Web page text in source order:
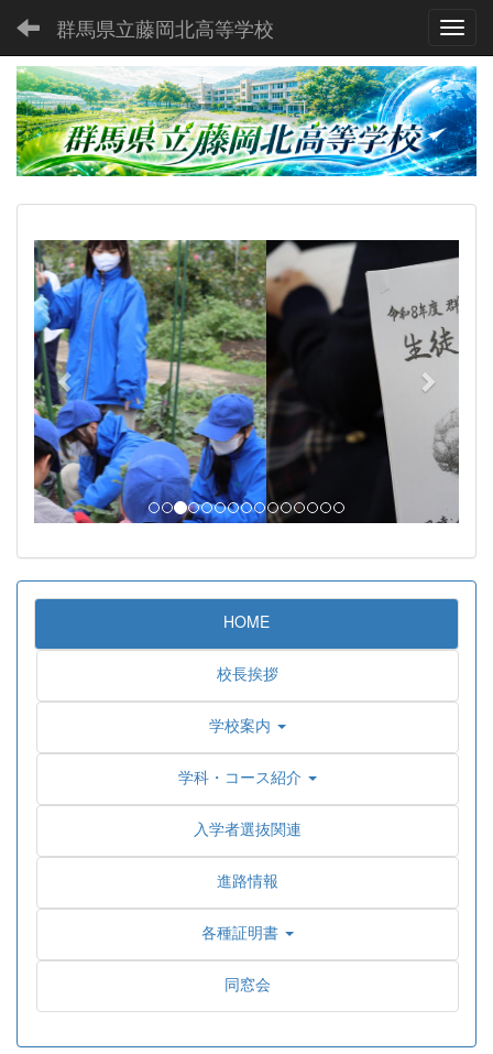
群馬県立藤岡北高等学校
p
r
e
v
i
o
u
s
n
e
x
t
HOME
校長挨拶
学校案内
学科・コース紹介
入学者選抜関連
進路情報
各種証明書
同窓会